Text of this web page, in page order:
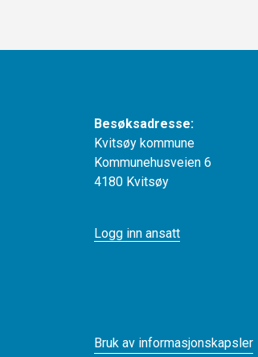
Besøksadresse:
Kvitsøy kommune
Kommunehusveien 6
4180 Kvitsøy
Logg inn ansatt
Bruk av informasjonskapsler